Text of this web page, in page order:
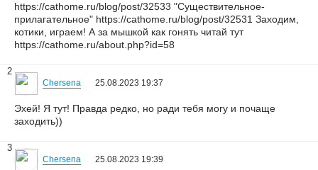
https://cathome.ru/blog/post/32533 "Существительное-
прилагательное" https://cathome.ru/blog/post/32531 Заходим,
котики, играем! А за мышкой как гонять читай тут
https://cathome.ru/about.php?id=58
2
Chersena 25.08.2023 19:37
Эхей! Я тут! Правда редко, но ради тебя могу и почаще
заходить))
3
Chersena 25.08.2023 19:39